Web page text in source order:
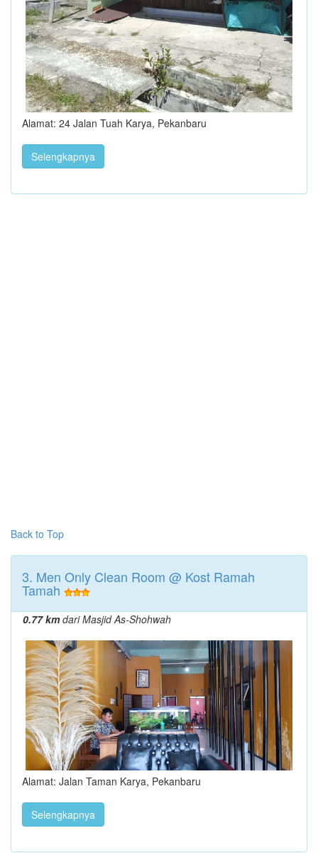
Alamat: 24 Jalan Tuah Karya, Pekanbaru
Selengkapnya
Back to Top
3. Men Only Clean Room @ Kost Ramah
Tamah
0.77 kmdari Masjid As-Shohwah
Alamat: Jalan Taman Karya, Pekanbaru
Selengkapnya